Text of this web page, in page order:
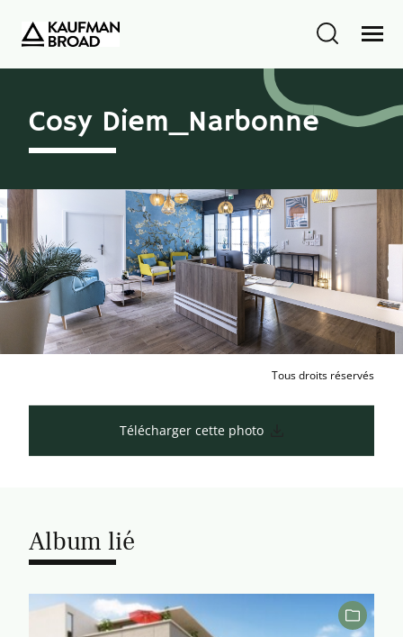
Cosy Diem_Narbonne
Tous droits réservés
Télécharger cette photo
Album lié